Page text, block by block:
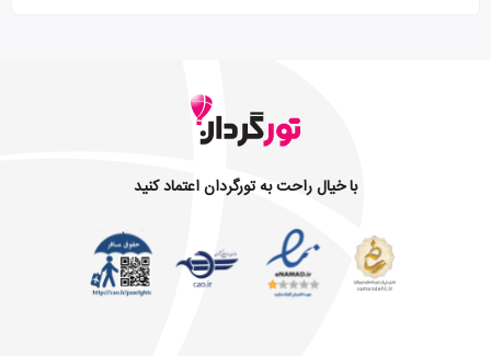
با خیال راحت به تورگردان اعتماد کنید